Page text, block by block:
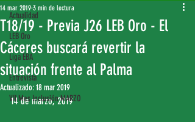
Actualidad
LEB Oro
Liga EBA
Entrevista
VII Mes Inclusión MARZO
T18/19 - Previa J26 LEB Oro - El
Cáceres buscará revertir la
situación frente al Palma
14 mar 2019 3 min de lectura
Actualizado:18 mar 2019
14 de marzo, 2019